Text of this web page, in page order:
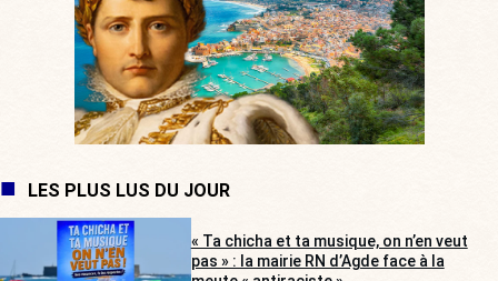
LES PLUS LUS DU JOUR
« Ta chicha et ta musique, on n’en veut
pas » : la mairie RN d’Agde face à la